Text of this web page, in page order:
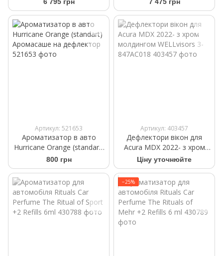
Артикул: 521653
Ароматизатор в авто
Hurricane Orange (standart)
Аромасаше на дефлектор
800 грн
Артикул: 403457
Дефлектори вікон для
Acura MDX 2022- з хром
молдингом WELLvisors 3-
847AC018
Ціну уточнюйте
−25%